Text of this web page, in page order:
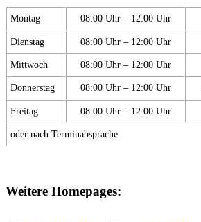
Montag 08:00 Uhr – 12:00 Uhr
Dienstag 08:00 Uhr – 12:00 Uhr
Mittwoch 08:00 Uhr – 12:00 Uhr
Donnerstag 08:00 Uhr – 12:00 Uhr
Freitag 08:00 Uhr – 12:00 Uhr
oder nach Terminabsprache
Weitere Homepages: